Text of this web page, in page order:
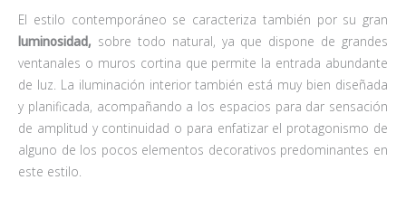
El estilo contemporáneo se caracteriza también por su gran
luminosidad, sobre todo natural, ya que dispone de grandes
ventanales o muros cortina que permite la entrada abundante
de luz. La iluminación interior también está muy bien diseñada
y planificada, acompañando a los espacios para dar sensación
de amplitud y continuidad o para enfatizar el protagonismo de
alguno de los pocos elementos decorativos predominantes en
este estilo.